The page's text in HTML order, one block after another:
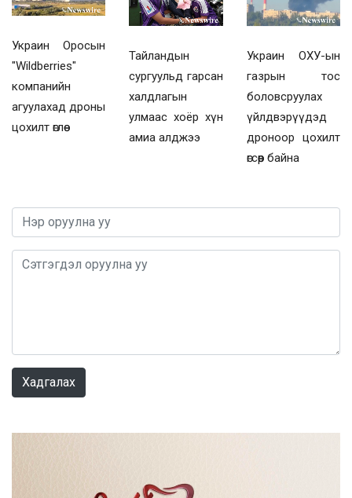
Украин Оросын
"Wildberries"
компанийн
агуулахад дроны
цохилт өглөө
Тайландын
сургуульд гарсан
халдлагын
улмаас хоёр хүн
амиа алджээ
Украин ОХУ-ын
газрын тос
боловсруулах
үйлдвэрүүдэд
дроноор цохилт
өгсөөр байна
Хадгалах